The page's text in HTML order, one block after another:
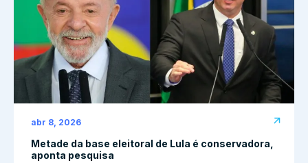
abr 8, 2026
Metade da base eleitoral de Lula é conservadora,
aponta pesquisa